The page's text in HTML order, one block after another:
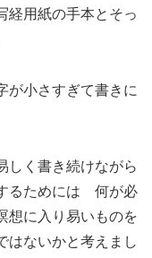
用紙の手本とそっ
小さすぎて書きに
しく書き続けながら
るためには 何が必
想に入り易いものを
はないかと考えまし